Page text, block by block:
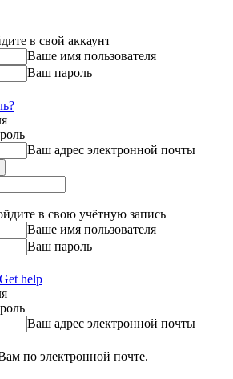
в свой аккаунт
Ваше имя пользователя
Ваш пароль
Ваш адрес электронной почты
в свою учётную запись
Ваше имя пользователя
Ваш пароль
help
Ваш адрес электронной почты
по электронной почте.